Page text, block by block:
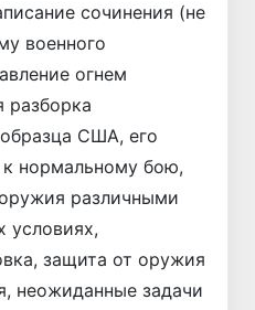
сочинения (не
военного
огнем
разборка
США, его
нормальному бою,
различными
условиях,
защита от оружия
неожиданные задачи